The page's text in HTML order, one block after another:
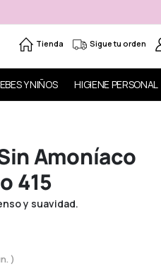
Tienda Sigue tu orden
Y NIÑOS HIGIENE PERSONAL
Amoníaco
415
y suavidad.
)